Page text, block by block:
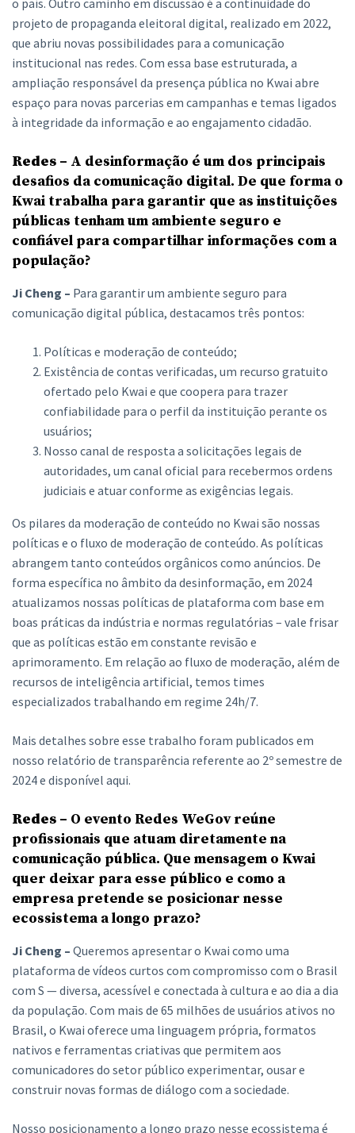
o país. Outro caminho em discussão é a continuidade do
projeto de propaganda eleitoral digital, realizado em 2022,
que abriu novas possibilidades para a comunicação
institucional nas redes. Com essa base estruturada, a
ampliação responsável da presença pública no Kwai abre
espaço para novas parcerias em campanhas e temas ligados
à integridade da informação e ao engajamento cidadão.
Redes – A desinformação é um dos principais
desafios da comunicação digital. De que forma o
Kwai trabalha para garantir que as instituições
públicas tenham um ambiente seguro e
confiável para compartilhar informações com a
população?
Ji Cheng – Para garantir um ambiente seguro para
comunicação digital pública, destacamos três pontos:
Políticas e moderação de conteúdo;
Existência de contas verificadas, um recurso gratuito
ofertado pelo Kwai e que coopera para trazer
confiabilidade para o perfil da instituição perante os
usuários;
Nosso canal de resposta a solicitações legais de
autoridades, um canal oficial para recebermos ordens
judiciais e atuar conforme as exigências legais.
Os pilares da moderação de conteúdo no Kwai são nossas
políticas e o fluxo de moderação de conteúdo. As políticas
abrangem tanto conteúdos orgânicos como anúncios. De
forma específica no âmbito da desinformação, em 2024
atualizamos nossas políticas de plataforma com base em
boas práticas da indústria e normas regulatórias – vale frisar
que as políticas estão em constante revisão e
aprimoramento. Em relação ao fluxo de moderação, além de
recursos de inteligência artificial, temos times
especializados trabalhando em regime 24h/7.
Mais detalhes sobre esse trabalho foram publicados em
nosso relatório de transparência referente ao 2º semestre de
2024 e disponível aqui.
Redes – O evento Redes WeGov reúne
profissionais que atuam diretamente na
comunicação pública. Que mensagem o Kwai
quer deixar para esse público e como a
empresa pretende se posicionar nesse
ecossistema a longo prazo?
Ji Cheng – Queremos apresentar o Kwai como uma
plataforma de vídeos curtos com compromisso com o Brasil
com S — diversa, acessível e conectada à cultura e ao dia a dia
da população. Com mais de 65 milhões de usuários ativos no
Brasil, o Kwai oferece uma linguagem própria, formatos
nativos e ferramentas criativas que permitem aos
comunicadores do setor público experimentar, ousar e
construir novas formas de diálogo com a sociedade.
Nosso posicionamento a longo prazo nesse ecossistema é